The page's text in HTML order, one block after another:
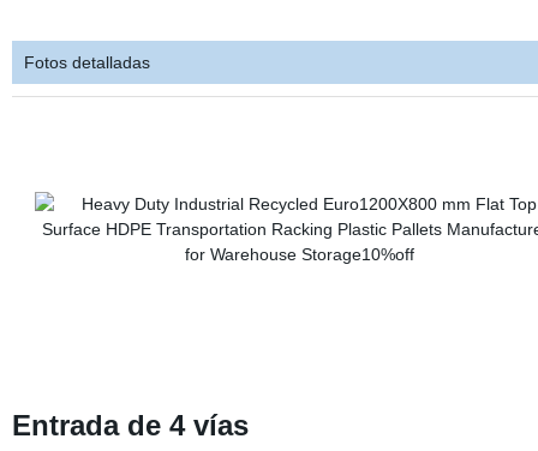
Fotos detalladas
Entrada de 4 vías